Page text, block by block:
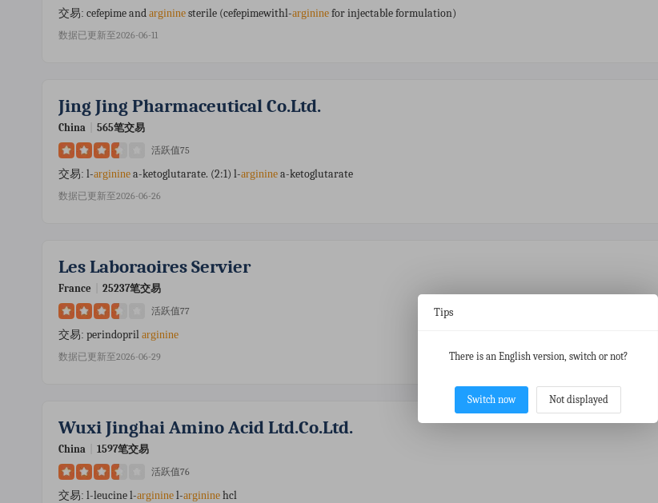
交易: cefepime and arginine sterile (cefepimewithl-arginine for injectable formulation)
数据已更新至2026-06-11
Jing Jing Pharmaceutical Co.ltd.
China 565笔交易
活跃值75
交易: l-arginine a-ketoglutarate. (2:1) l-arginine a-ketoglutarate
数据已更新至2026-06-26
Les Laboraoires Servier
France 25237笔交易
活跃值77
交易: perindopril arginine
数据已更新至2026-06-29
Wuxi Jinghai Amino Acid Ltd.co.ltd.
China 1597笔交易
活跃值76
交易: l-leucine l-arginine l-arginine hcl
Tips
There is an English version, switch or not?
Switch now Not displayed